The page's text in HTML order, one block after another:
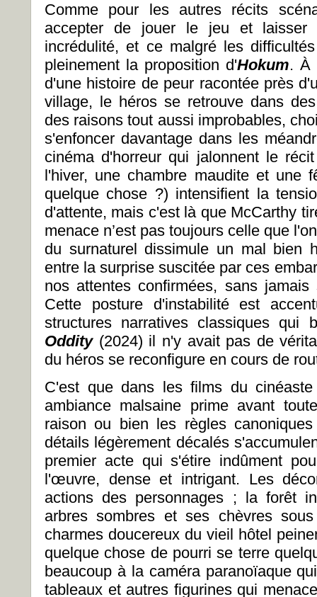
Comme pour les autres récits
accepter de jouer le jeu et laisser
incrédulité, et ce malgré les
pleinement la proposition d'Hokum. À
d'une histoire de peur racontée près
village, le héros se retrouve dans
des raisons tout aussi improbables,
s'enfoncer davantage dans les
cinéma d'horreur qui jalonnent le
l'hiver, une chambre maudite et une
quelque chose ?) intensifient la
d'attente, mais c'est là que McCarthy
menace n’est pas toujours celle que
du surnaturel dissimule un mal bien
entre la surprise suscitée par ces
nos attentes confirmées, sans
Cette posture d'instabilité est
structures narratives classiques
Oddity(2024) il n'y avait pas de
du héros se reconfigure en cours de
C'est que dans les films du cinéaste
ambiance malsaine prime avant
raison ou bien les règles
détails légèrement décalés
premier acte qui s'étire indûment
l'œuvre, dense et intrigant. Les
actions des personnages ; la forêt
arbres sombres et ses chèvres
charmes doucereux du vieil hôtel
quelque chose de pourri se terre
beaucoup à la caméra paranoïaque
tableaux et autres figurines qui